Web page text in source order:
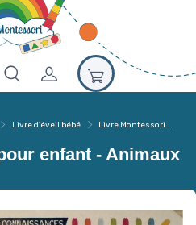
Livre d'éveil bébé Livre Montessori...
enfant - Animaux